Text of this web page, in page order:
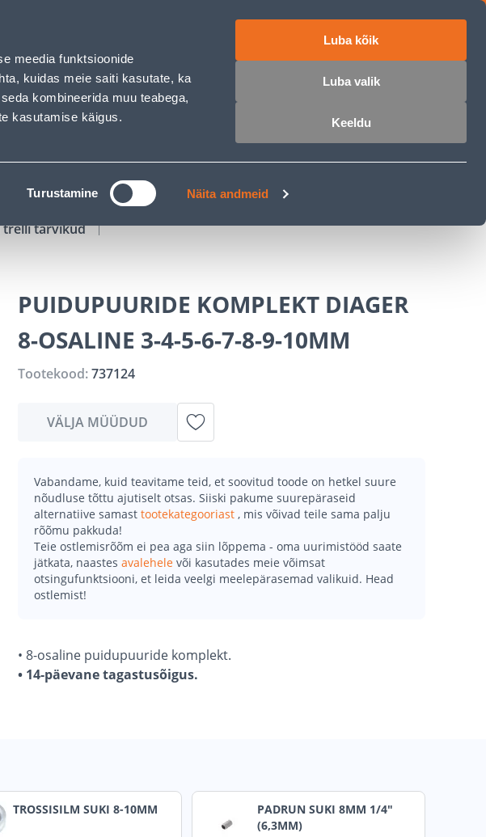
meedia funktsioonide
kuidas meie saiti kasutate, ka
kombineerida muu teabega,
kasutamise käigus.
Turustamine Näita andmeid
Luba kõik
Luba valik
Keeldu
Logi sisse
JÄRELMAKS
trelli tarvikud
PUIDUPUURIDE KOMPLEKT DIAGER
8-OSALINE 3-4-5-6-7-8-9-10MM
Tootekood:737124
VÄLJA MÜÜDUD
Vabandame, kuid teavitame teid, et soovitud toode on hetkel suure
nõudluse tõttu ajutiselt otsas. Siiski pakume suurepäraseid
alternatiive samast tootekategooriast , mis võivad teile sama palju
rõõmu pakkuda!
Teie ostlemisrõõm ei pea aga siin lõppema - oma uurimistööd saate
jätkata, naastes avalehele või kasutades meie võimsat
otsingufunktsiooni, et leida veelgi meelepärasemad valikuid. Head
ostlemist!
• 8-osaline puidupuuride komplekt.
• 14-päevane tagastusõigus.
TROSSISILM SUKI 8-10MM
PADRUN SUKI 8MM 1/4"
(6,3MM)